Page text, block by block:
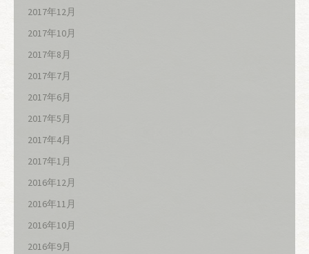
2017年12月
2017年10月
2017年8月
2017年7月
2017年6月
2017年5月
2017年4月
2017年1月
2016年12月
2016年11月
2016年10月
2016年9月